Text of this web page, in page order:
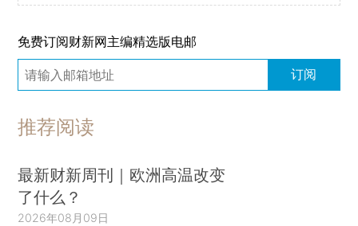
免费订阅财新网主编精选版电邮
订阅
推荐阅读
最新财新周刊｜欧洲高温改变
了什么？
2026年08月09日